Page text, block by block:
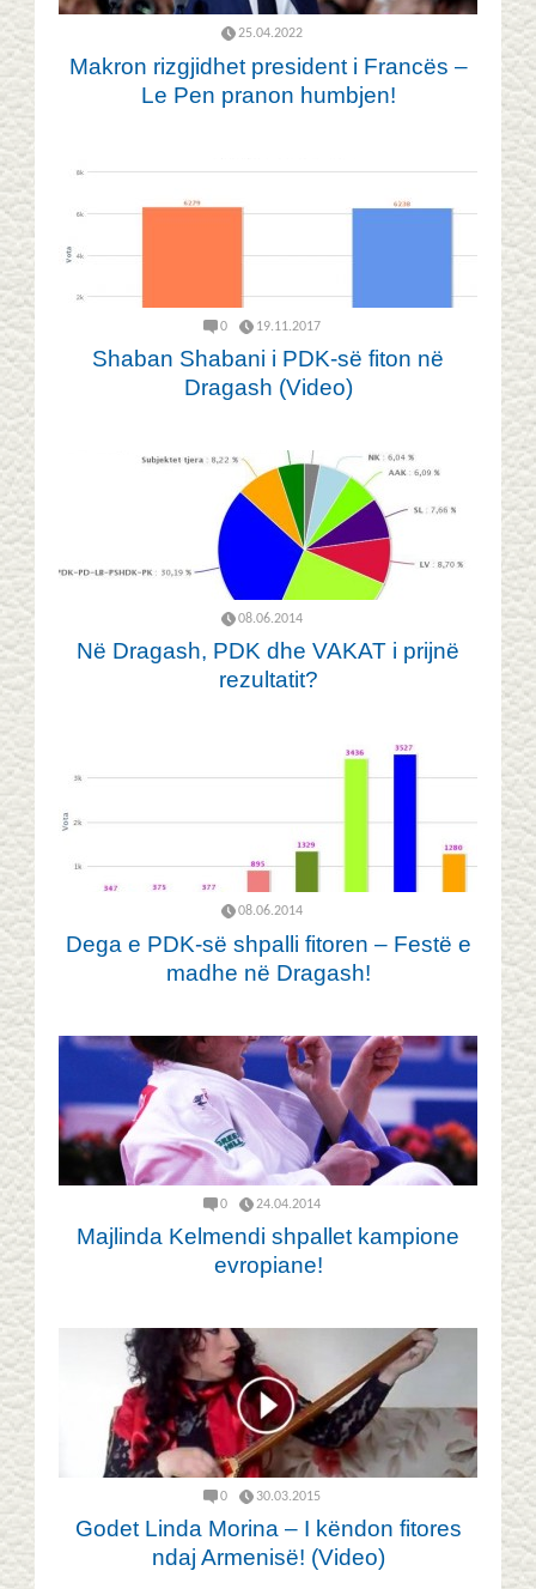
25.04.2022
Makron rizgjidhet president i Francës –
Le Pen pranon humbjen!
0 19.11.2017
Shaban Shabani i PDK-së fiton në
Dragash (Video)
08.06.2014
Në Dragash, PDK dhe VAKAT i prijnë
rezultatit?
08.06.2014
Dega e PDK-së shpalli fitoren – Festë e
madhe në Dragash!
0 24.04.2014
Majlinda Kelmendi shpallet kampione
evropiane!
0 30.03.2015
Godet Linda Morina – I këndon fitores
ndaj Armenisë! (Video)